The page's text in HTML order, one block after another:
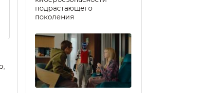
подрастающего
поколения